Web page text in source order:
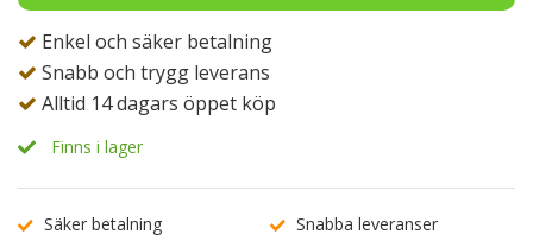
Enkel och säker betalning
Snabb och trygg leverans
Alltid 14 dagars öppet köp
Finns i lager
Säker betalning
Snabba leveranser